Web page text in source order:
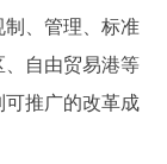
制、管理、标准
自由贸易港等
推广的改革成